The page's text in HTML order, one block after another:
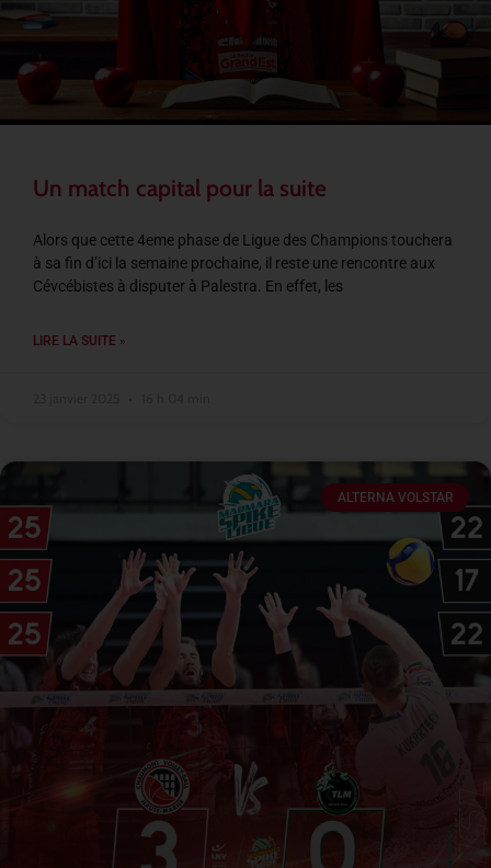
Un match capital pour la suite
Alors que cette 4eme phase de Ligue des Champions touchera
à sa fin d’ici la semaine prochaine, il reste une rencontre aux
Cévcébistes à disputer à Palestra. En effet, les
LIRE LA SUITE »
ALTERNA VOLSTAR